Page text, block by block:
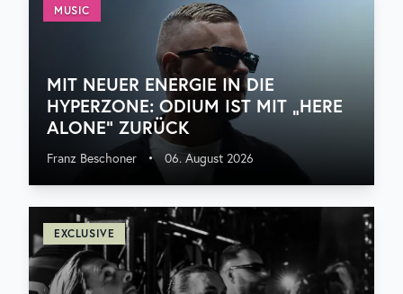
MUSIC
MIT NEUER ENERGIE IN DIE
HYPERZONE: ODIUM IST MIT „HERE
ALONE“ ZURÜCK
Franz Beschoner • 06. August 2026
EXCLUSIVE